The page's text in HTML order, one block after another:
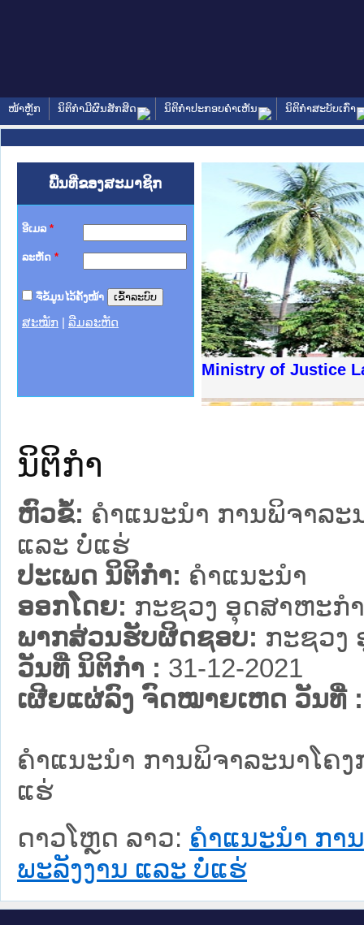
ໜ້າຫຼັກ ນິຕິກໍາມີຜົນສັກສິດ ນິຕິກໍາປະກອບຄໍາເຫັນ ນິຕິກໍາສະບັບເກົ່າ
ພື້ນທີ່ຂອງສະມາຊິກ
ອີເມລ *
ລະຫັດ *
ຈື່ຂໍ້ມູນໄວ້ຄັ້ງໜ້າ
ສະໝັກ ລືມລະຫັດ
Ministry of Justice
ຊາຊົນ ພາກເໜືອ
ການ
ກາງ
ກໃຕ້
ນຕຳຫຼວດປະຊາຊົນ
ສັນຕິບານປະຊາຊົນ
ກເໜືອ
ຊາຊົນ ພາກກາງ
ນິຕິກໍາ
ຫົວຂໍ້: ຄໍາແນະນໍາ ການພິຈາລະ
ແລະ ບໍ່ແຮ່
ປະເພດ ນິຕິກໍາ: ຄໍາແນະນໍາ
ອອກໂດຍ: ກະຊວງ ອຸດສາຫະກ
ພາກສ່ວນຮັບຜິດຊອບ: ກະຊວງ
ວັນທີ່ ນິຕິກໍາ : 31-12-2021
ເຜີຍແຜ່ລົງ ຈົດໝາຍເຫດ ວັນທີ່ :
ຄໍາແນະນໍາ ການພິຈາລະນາໂຄ
ແຮ່
ດາວໂຫຼດ ລາວ: ຄໍາແນະນໍາ ກາ
ພະລັງງານ ແລະ ບໍ່ແຮ່